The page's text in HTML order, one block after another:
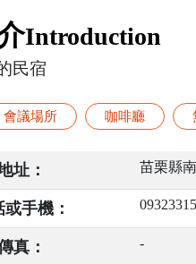
Introduction
民宿
會議場所 咖啡廳
址： 苗栗縣
或手機：
真： -